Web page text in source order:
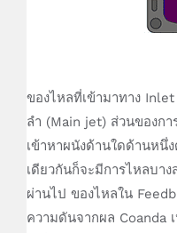
ของไหลที่เข้ามาทาง
ลำ (Main jet) ส่วนของก
เข้าหาผนังด้านใดด้านหนึ่
เดียวกันก็จะมีการไหลบา
ผ่านไป ของไหลใน
ความดันจากผล Coanda